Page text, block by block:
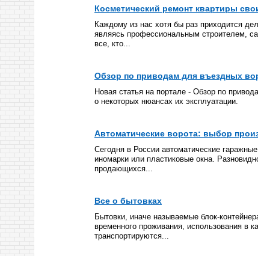
Косметический ремонт квартиры
Каждому из нас хотя бы раз приходится
являясь профессиональным строителем,
все, кто...
Обзор по приводам для въездных
Новая статья на портале - Обзор по
о некоторых нюансах их эксплуатации.
Автоматические ворота: выбор
Сегодня в России автоматические
иномарки или пластиковые окна.
продающихся...
Все о бытовках
Бытовки, иначе называемые блок-
временного проживания, использования в
транспортируются...